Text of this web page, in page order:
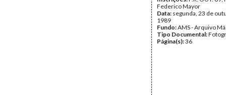
Federico Mayor
Data: segunda, 23 de
1989
Fundo:AMS - Arquivo
Tipo Documental:
Página(s):36